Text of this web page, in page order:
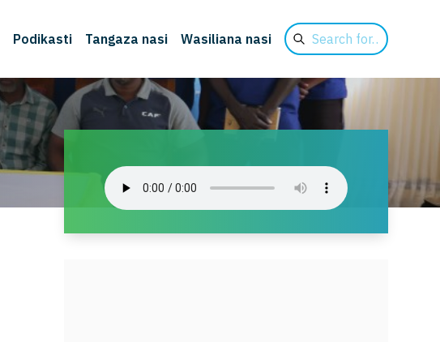
Podikasti Tangaza nasi Wasiliana nasi
Search
for